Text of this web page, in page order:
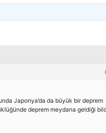
Japonya’da da büyük bir deprem
deprem meydana geldiği